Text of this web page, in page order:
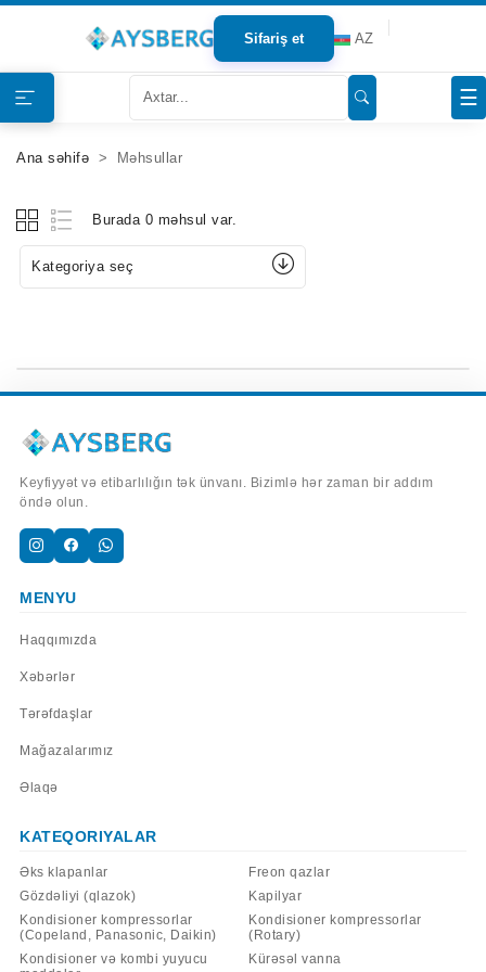
Sifariş et AZ
☰
Haqqımızda
Məhsullar
Tərəfdaşlar
Ana səhifə Məhsullar
Burada 0 məhsul var.
Kategoriya seç
Keyfiyyət və etibarlılığın tək ünvanı. Bizimlə hər zaman bir addım
öndə olun.
MENYU
Haqqımızda
Xəbərlər
Tərəfdaşlar
Mağazalarımız
Əlaqə
KATEQORIYALAR
Əks klapanlar
Freon qazlar
Gözdəliyi (qlazok)
Kapilyar
Kondisioner kompressorlar
(Copeland, Panasonic, Daikin)
Kondisioner kompressorlar
(Rotary)
Kondisioner və kombi yuyucu
Kürəsəl vanna